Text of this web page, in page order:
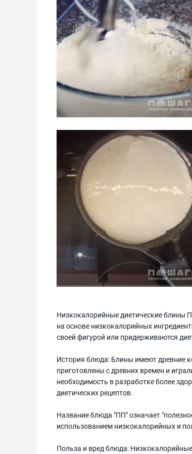
Низкокалорийные диетические блины
на основе низкокалорийных
своей фигурой или придерживаются
История блюда: Блины имеют древние
приготовлены с древних времен и
необходимость в разработке более
диетических рецептов.
Название блюда "ПП" означает
использованием низкокалорийных и
Польза и вред блюда: